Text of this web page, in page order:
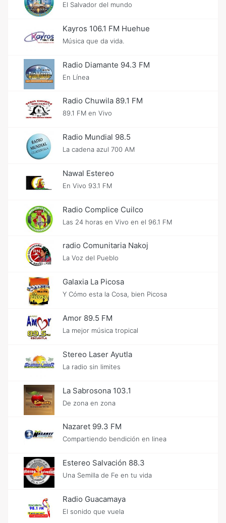
El Salvador del mundo
Kayros 106.1 FM Huehue
Música que da vida.
Radio Diamante 94.3 FM
En Línea
Radio Chuwila 89.1 FM
89.1 FM en Vivo
Radio Mundial 98.5
La cadena azul 700 AM
Nawal Estereo
En Vivo 93.1 FM
Radio Complice Cuilco
Las 24 horas en Vivo en el 96.1 FM
radio Comunitaria Nakoj
La Voz del Pueblo
Galaxia La Picosa
Y Cómo esta la Cosa, bien Picosa
Amor 89.5 FM
La mejor música tropical
Stereo Laser Ayutla
La radio sin limites
La Sabrosona 103.1
De zona en zona
Nazaret 99.3 FM
Compartiendo bendición en linea
Estereo Salvación 88.3
Una Semilla de Fe en tu vida
Radio Guacamaya
El sonido que vuela